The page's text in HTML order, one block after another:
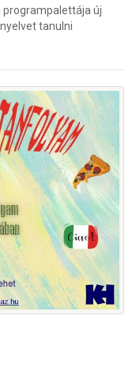
programpalettája új
tanulni